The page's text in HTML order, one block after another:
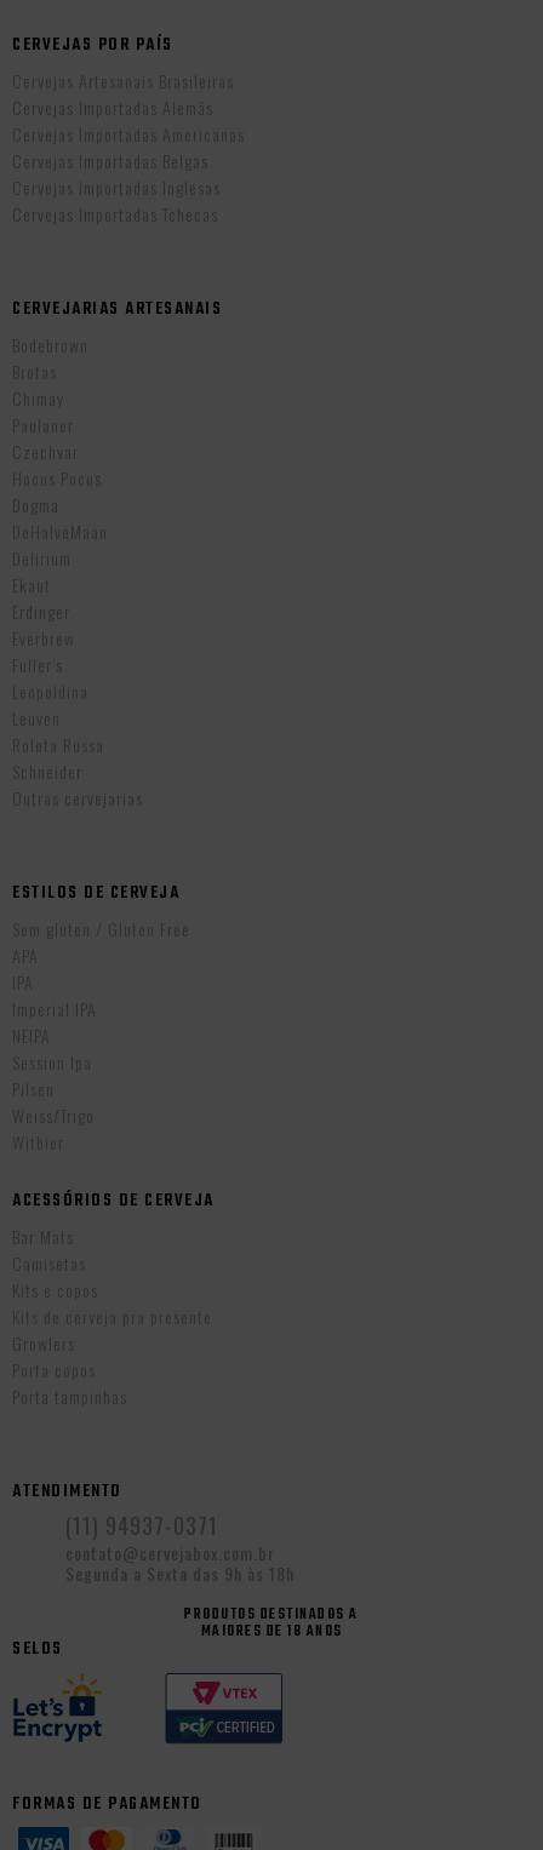
CERVEJAS POR PAÍS
Cervejas Artesanais Brasileiras
Cervejas Importadas Alemãs
Cervejas Importadas Americanas
Cervejas Importadas Belgas
Cervejas Importadas Inglesas
Cervejas Importadas Tchecas
CERVEJARIAS ARTESANAIS
Bodebrown
Brotas
Chimay
Paulaner
Czechvar
Hocus Pocus
Dogma
DeHalveMaan
Delirium
Ekaut
Erdinger
Everbrew
Fuller’s
Leopoldina
Leuven
Roleta Russa
Schneider
Outras cervejarias
ESTILOS DE CERVEJA
Sem glúten / Gluten Free
APA
IPA
Imperial IPA
NEIPA
Session Ipa
Pilsen
Weiss/Trigo
Witbier
ACESSÓRIOS DE CERVEJA
Bar Mats
Camisetas
Kits e copos
Kits de cerveja pra presente
Growlers
Porta copos
Porta tampinhas
ATENDIMENTO
(11) 94937-0371
contato@cervejabox.com.br
Segunda a Sexta das 9h às 18h
PRODUTOS DESTINADOS A
MAIORES DE 18 ANOS
SELOS
FORMAS DE PAGAMENTO